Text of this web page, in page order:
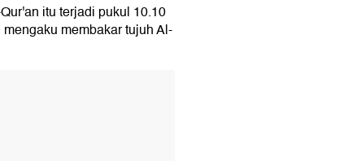
itu terjadi pukul 10.10
membakar tujuh Al-